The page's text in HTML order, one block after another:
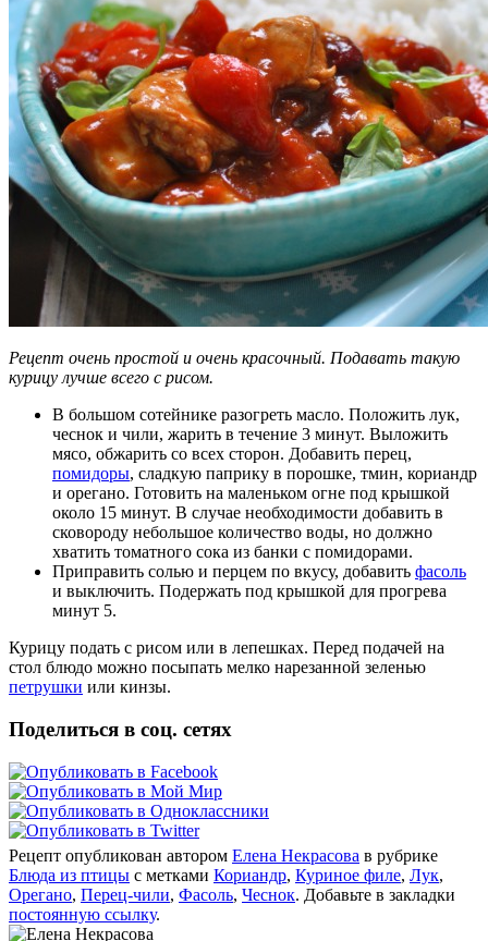
Рецепт очень простой и очень красочный. Подавать такую
курицу лучше всего с рисом.
В большом сотейнике разогреть масло. Положить лук,
чеснок и чили, жарить в течение 3 минут. Выложить
мясо, обжарить со всех сторон. Добавить перец,
помидоры, сладкую паприку в порошке, тмин, кориандр
и орегано. Готовить на маленьком огне под крышкой
около 15 минут. В случае необходимости добавить в
сковороду небольшое количество воды, но должно
хватить томатного сока из банки с помидорами.
Приправить солью и перцем по вкусу, добавить фасоль
и выключить. Подержать под крышкой для прогрева
минут 5.
Курицу подать с рисом или в лепешках. Перед подачей на
стол блюдо можно посыпать мелко нарезанной зеленью
петрушки или кинзы.
Поделиться в соц. сетях
Рецепт опубликован автором Елена Некрасова в рубрике
Блюда из птицы с метками Кориандр, Куриное филе, Лук,
Орегано, Перец-чили, Фасоль, Чеснок. Добавьте в закладки
постоянную ссылку.